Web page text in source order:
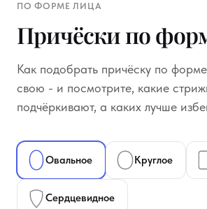
ПО ФОРМЕ ЛИЦА
Причёски по
Как подобрать причёску по
свою - и посмотрите, какие
подчёркивают, а каких лучше
Овальное Круглое
Сердцевидное